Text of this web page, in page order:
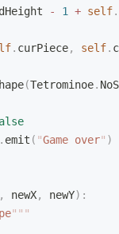
- 1 + self.
. curPiece, self.
(Tetrominoe.
. emit ( "Game over" )
, newX, newY):
"""